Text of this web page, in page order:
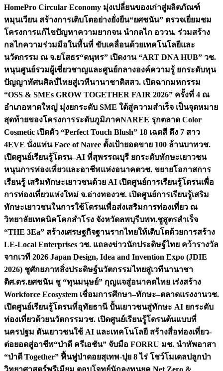
HomePro Circular Economy มุ่งเปลี่ยนของเก่าสู่ผลิตภัณฑ์
หมุนเวียน สร้างการเติบโตอย่างยั่งยืน“ยศชนัน” ตรวจเยี่ยมชม
โครงการแก้ไขปัญหาความยากจน นำกลไก อววน. ร่วมสร้าง
กลไกความร่วมมือในพื้นที่ ขับเคลื่อนด้วยเทคโนโลยีและ
นวัตกรรม ณ จ.ยโสธร“ดนุพร” เปิดงาน “ART DNA HUB” วช.
หนุนศูนย์รวมผู้เชี่ยวชาญและศูนย์กลางองค์ความรู้ ยกระดับทุน
ปัญญาทัศนศิลป์ไทยสู่เวทีนานาชาติสสว. เปิดฉากมหกรรม
“OSS & SMEs GROW TOGETHER FAIR 2026” ครั้งที่ 4 ณ
อำเภอหาดใหญ่ มุ่งยกระดับ SME ใต้สู่ความสำเร็จ เป็นจุดหมาย
สุดท้ายของโครงการระดับภูมิภาคNAREE รุกตลาด Color
Cosmetic เปิดตัว “Perfect Touch Blush” 18 เฉดสี ดึง 7 สาว
4EVE นั่งแท่น Face of Naree ตั้งเป้ายอดขาย 100 ล้านบาทวช.
เปิดศูนย์เรียนรู้โดรน–AI ที่สุพรรณบุรี ยกระดับทักษะเยาวชน
หนุนการท่องเที่ยวและอาชีพแห่งอนาคตวช. ขยายโอกาสการ
เรียนรู้ เสริมทักษะเยาวชนด้วย AI เปิดศูนย์การเรียนรู้โดรนเพื่อ
การท่องเที่ยวแห่งใหม่ จ.อ่างทองวช. เปิดศูนย์การเรียนรู้เสริม
ทักษะเยาวชนในการใช้โดรนเพื่อส่งเสริมการท่องเที่ยว ณ
วิทยาลัยเทคนิคโคกสำโรง จังหวัดลพบุรีบพท.ชูสูตรสำเร็จ
“THE 3Ea” สร้างเศรษฐกิจฐานรากไทยให้เติบโตด้วยการสร้าง
LE-Local Enterprises วช. แถลงข่าวนักประดิษฐ์ไทย คว้ารางวัล
จากเวที 2026 Japan Design, Idea and Invention Expo (JDIE
2026) ชูศักยภาพสิ่งประดิษฐ์นวัตกรรมไทยสู่เวทีนานาชา
ติศ.ดร.ยศชนัน ชู “ทุนมนุษย์” กุญแจสู่อนาคตไทย เร่งสร้าง
Workforce Ecosystem เชื่อมการศึกษา–ทักษะ–ตลาดแรงงานวช.
เปิดศูนย์เรียนรู้โดรนที่อุทัยธานี ปั้นเยาวชนสู่ทักษะ AI ยกระดับ
ท่องเที่ยวด้วยนวัตกรรมวช. เปิดศูนย์เรียนรู้โดรนต้นแบบที่
นครปฐม ดันเยาวชนใช้ AI และเทคโนโลยี สร้างสื่อท่องเที่ยว-
ต่อยอดสู่อาชีพ“ป่าดี ครีเอชัน” จับมือ FORRU มช. นำทัพอาสา
“ป่าดี Together” ฟื้นฟูป่าดอยสุเทพ-ปุย 8 ไร่ โชว์โมเดลปลูกป่า